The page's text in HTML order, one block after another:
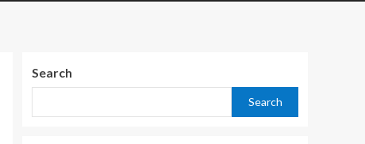
Search
Search